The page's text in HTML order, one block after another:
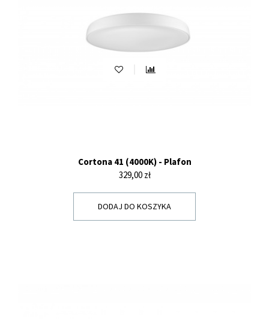
Cortona 41 (4000K) - Plafon
Cena
329,00 zł
DODAJ DO KOSZYKA